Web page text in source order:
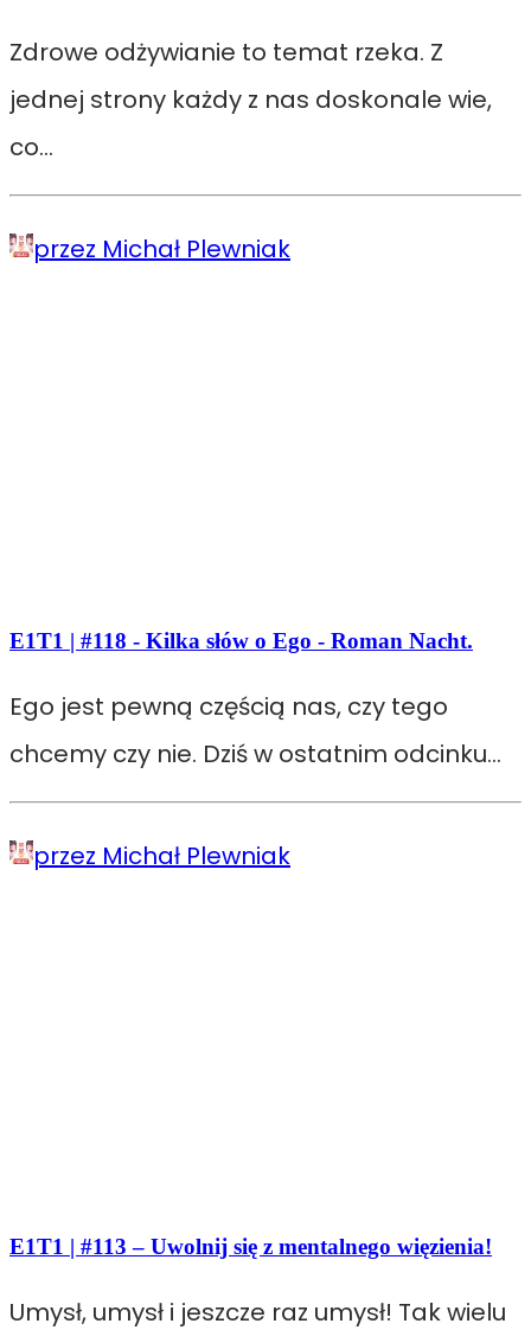
Zdrowe odżywianie to temat rzeka. Z
jednej strony każdy z nas doskonale wie,
co…
przez Michał Plewniak
E1T1 | #118 - Kilka słów o Ego - Roman Nacht.
Ego jest pewną częścią nas, czy tego
chcemy czy nie. Dziś w ostatnim odcinku…
przez Michał Plewniak
E1T1 | #113 – Uwolnij się z mentalnego więzienia!
Umysł, umysł i jeszcze raz umysł! Tak wielu